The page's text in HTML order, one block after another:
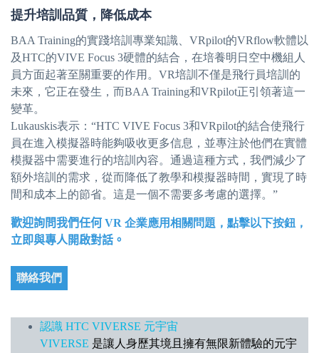
提升培訓品質，降低成本
BAA Training的實踐培訓專業知識、VRpilot的VRflow軟體以
及HTC的VIVE Focus 3硬體的結合，在培養明日空中機組人
員方面起著至關重要的作用。VR培訓不僅是飛行員培訓的
未來，它正在發生，而BAA Training和VRpilot正引領著這一
變革。
Lukauskis表示：“HTC VIVE Focus 3和VRpilot的結合使飛行
員在進入模擬器時能夠吸收更多信息，並專注於他們在實體
模擬器中需要進行的培訓內容。通過這種方式，我們減少了
額外培訓的需求，從而降低了教學和模擬器時間，實現了時
間和成本上的節省。這是一個不需要多考慮的選擇。”
歡迎詢問我們任何 VR 企業應用相關問題，點擊以下按鈕，
立即與專人開啟對話。
聯絡我們
認識 HTC VIVERSE 元宇宙
VIVERSE 是讓人身歷其境且擁有無限新體驗的元宇